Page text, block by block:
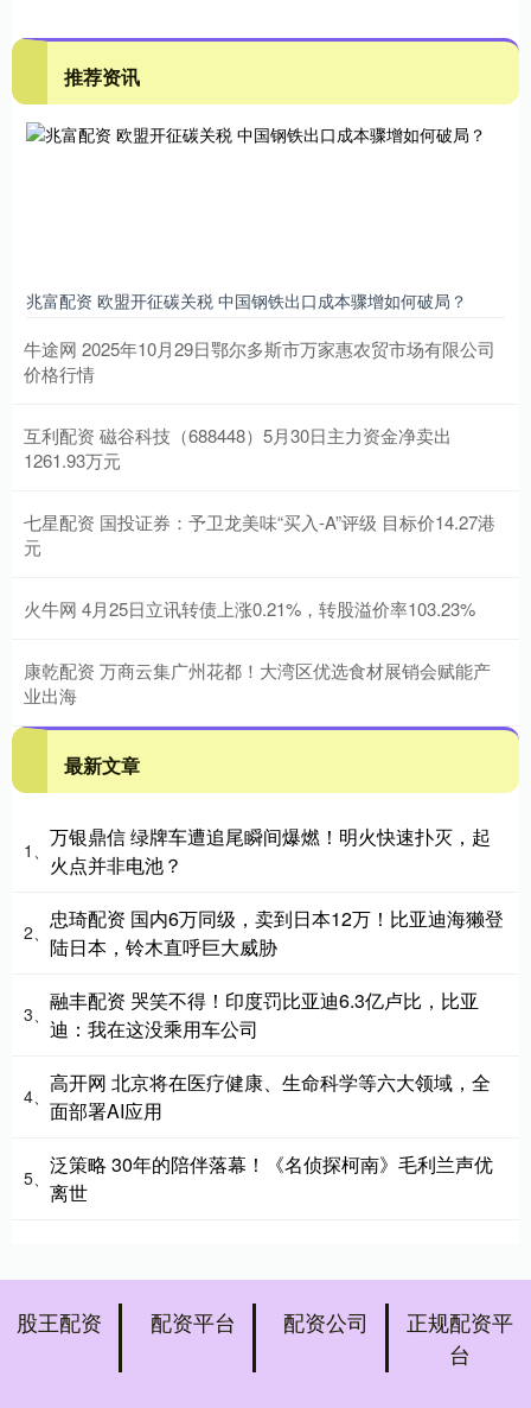
推荐资讯
兆富配资 欧盟开征碳关税 中国钢铁出口成本骤增如何破局？
牛途网 2025年10月29日鄂尔多斯市万家惠农贸市场有限公司
价格行情
互利配资 磁谷科技（688448）5月30日主力资金净卖出
1261.93万元
七星配资 国投证券：予卫龙美味“买入-A”评级 目标价14.27港
元
火牛网 4月25日立讯转债上涨0.21%，转股溢价率103.23%
康乾配资 万商云集广州花都！大湾区优选食材展销会赋能产
业出海
最新文章
1、
万银鼎信 绿牌车遭追尾瞬间爆燃！明火快速扑灭，起
火点并非电池？
2、
忠琦配资 国内6万同级，卖到日本12万！比亚迪海獭登
陆日本，铃木直呼巨大威胁
3、
融丰配资 哭笑不得！印度罚比亚迪6.3亿卢比，比亚
迪：我在这没乘用车公司
4、
高开网 北京将在医疗健康、生命科学等六大领域，全
面部署AI应用
5、
泛策略 30年的陪伴落幕！《名侦探柯南》毛利兰声优
离世
股王配资 配资平台 配资公司
正规配资平
台